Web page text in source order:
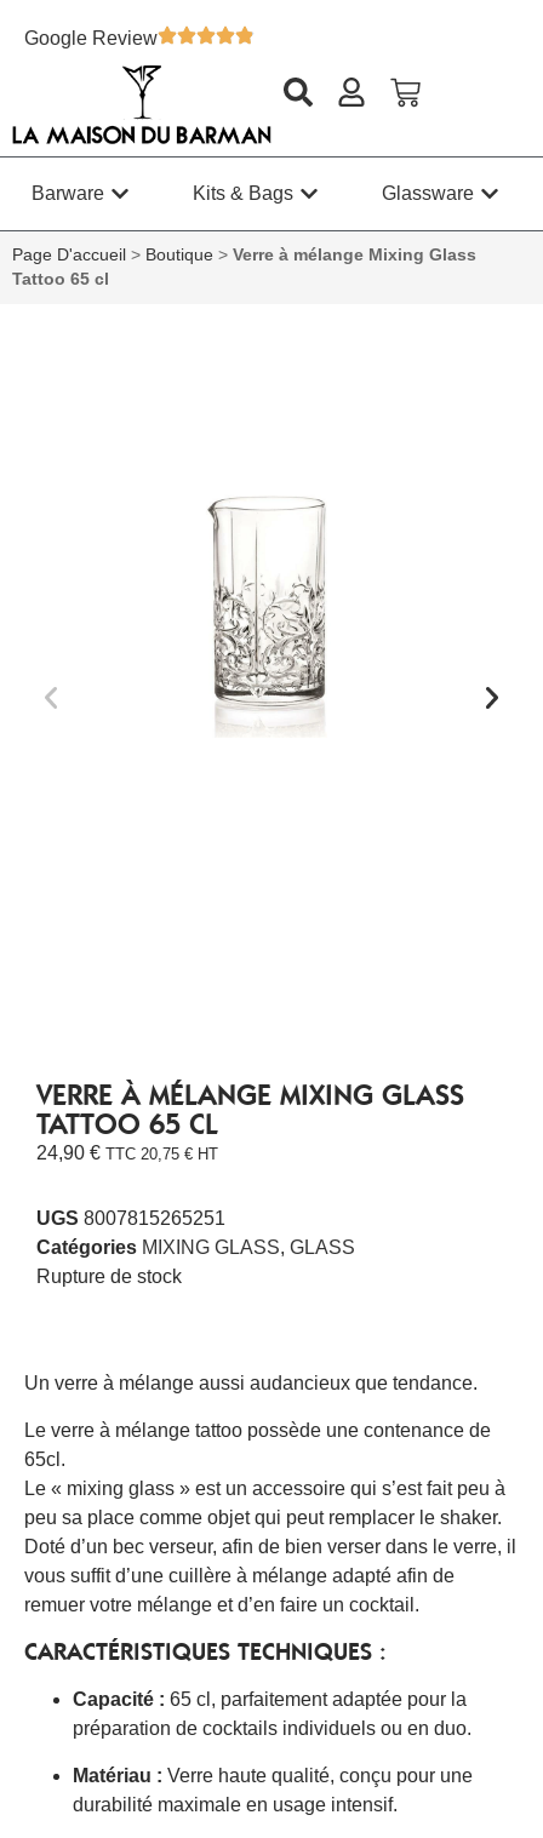
Google Review
Barware Kits & Bags Glassware
Page D'accueil > Boutique > Verre à mélange Mixing Glass
Tattoo 65 cl
VERRE À MÉLANGE MIXING GLASS
TATTOO 65 CL
24,90 € TTC 20,75 € HT
UGS 8007815265251
Catégories MIXING GLASS, GLASS
Rupture de stock
Un verre à mélange aussi audancieux que tendance.
Le verre à mélange tattoo possède une contenance de
65cl.
Le « mixing glass » est un accessoire qui s’est fait peu à
peu sa place comme objet qui peut remplacer le shaker.
Doté d’un bec verseur, afin de bien verser dans le verre, il
vous suffit d’une cuillère à mélange adapté afin de
remuer votre mélange et d’en faire un cocktail.
CARACTÉRISTIQUES TECHNIQUES :
Capacité : 65 cl, parfaitement adaptée pour la
préparation de cocktails individuels ou en duo.
Matériau : Verre haute qualité, conçu pour une
durabilité maximale en usage intensif.